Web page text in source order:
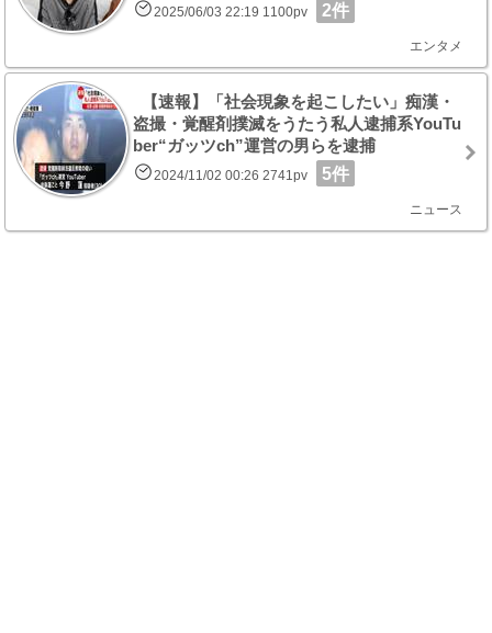
2025/06/03 22:19 1100pv 2件
エンタメ
【速報】「社会現象を起こしたい」痴漢・
盗撮・覚醒剤撲滅をうたう私人逮捕系YouTu
ber“ガッツch”運営の男らを逮捕
2024/11/02 00:26 2741pv 5件
ニュース